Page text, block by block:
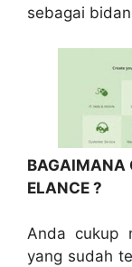
sebagai
BAGAIMANA
ELANCE ?
Anda cukup
yang sudah